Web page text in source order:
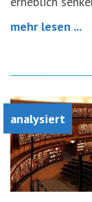
mehr lesen ...
analysiert